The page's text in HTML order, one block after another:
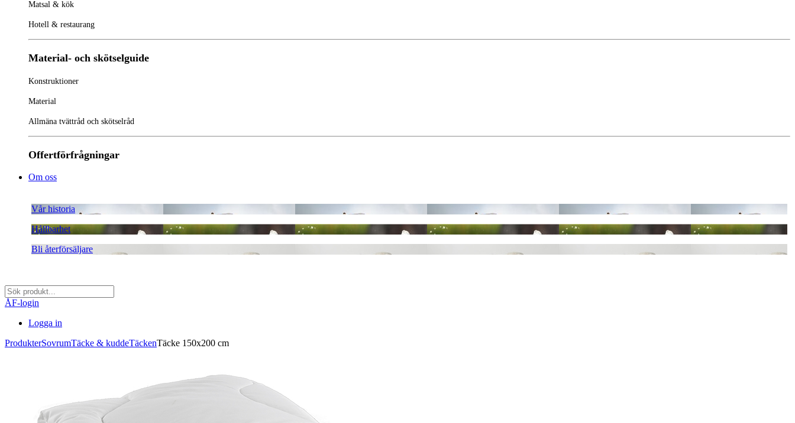
Matsal & kök
Hotell & restaurang
Material- och skötselguide
Konstruktioner
Material
Allmäna tvättråd och skötselråd
Offertförfrågningar
Om oss
Vår historia
Hållbarhet
Bli återförsäljare
ÅF-login
Logga in
ProdukterSovrumTäcke & kuddeTäckenTäcke 150x200 cm